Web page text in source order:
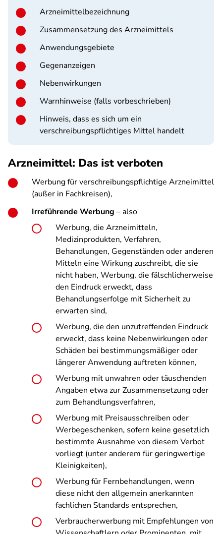
Arzneimittelbezeichnung
Zusammensetzung des Arzneimittels
Anwendungsgebiete
Gegenanzeigen
Nebenwirkungen
Warnhinweise (falls vorbeschrieben)
Hinweis, dass es sich um ein
verschreibungspflichtiges Mittel handelt
Arzneimittel: Das ist verboten
Werbung für verschreibungspflichtige Arzneimittel
(außer in Fachkreisen),
Irreführende Werbung – also
Werbung, die Arzneimitteln,
Medizinprodukten, Verfahren,
Behandlungen, Gegenständen oder anderen
Mitteln eine Wirkung zuschreibt, die sie
nicht haben, Werbung, die fälschlicherweise
den Eindruck erweckt, dass
Behandlungserfolge mit Sicherheit zu
erwarten sind,
Werbung, die den unzutreffenden Eindruck
erweckt, dass keine Nebenwirkungen oder
Schäden bei bestimmungsmäßiger oder
längerer Anwendung auftreten können,
Werbung mit unwahren oder täuschenden
Angaben etwa zur Zusammensetzung oder
zum Behandlungsverfahren,
Werbung mit Preisausschreiben oder
Werbegeschenken, sofern keine gesetzlich
bestimmte Ausnahme von diesem Verbot
vorliegt (unter anderem für geringwertige
Kleinigkeiten),
Werbung für Fernbehandlungen, wenn
diese nicht den allgemein anerkannten
fachlichen Standards entsprechen,
Verbraucherwerbung mit Empfehlungen von